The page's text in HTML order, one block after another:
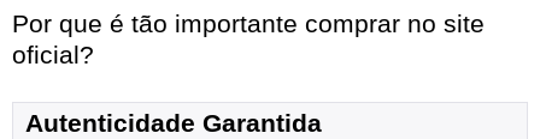
Por que é tão importante comprar no site
oficial?
Autenticidade Garantida